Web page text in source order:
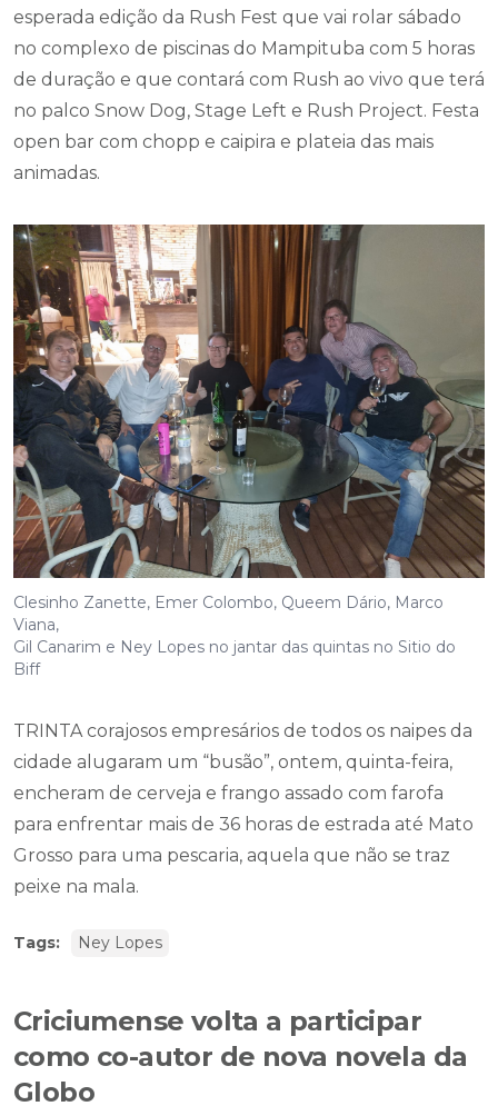
de duração e que contará com Rush ao vivo que terá
no palco Snow Dog, Stage Left e Rush Project. Festa
open bar com chopp e caipira e plateia das mais
animadas.
Clesinho Zanette, Emer Colombo, Queem Dário, Marco
Viana,
Gil Canarim e Ney Lopes no jantar das quintas no Sitio do
Biff
TRINTA corajosos empresários de todos os naipes da
encheram de cerveja e frango assado com farofa
para enfrentar mais de 36 horas de estrada até Mato
Grosso para uma pescaria, aquela que não se traz
peixe na mala.
Tags: Ney Lopes
Criciumense volta a participar
Globo
Zé Dassilva será um dos colaboradores da novela "Cara e
Coragem"